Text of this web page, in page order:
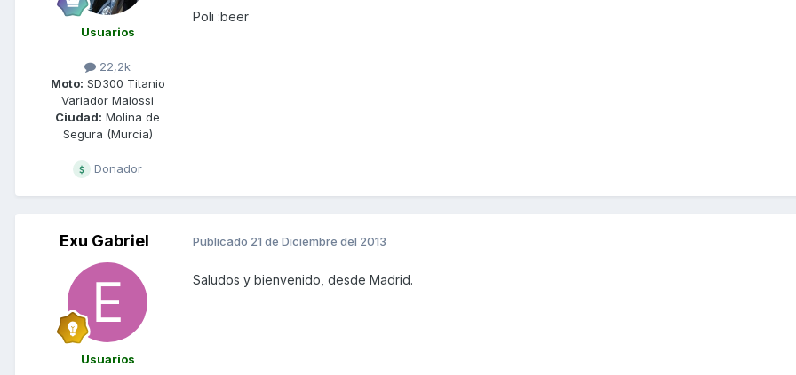
Usuarios
22,2k
Moto: SD300 Titanio
Variador Malossi
Ciudad: Molina de
Segura (Murcia)
Donador
Poli :beer
Exu Gabriel
Usuarios
Publicado 21 de Diciembre del 2013
Saludos y bienvenido, desde Madrid.